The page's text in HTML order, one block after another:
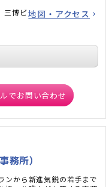
三博ビ地図・アクセス
でお問い合わせ
所）
ンから新進気鋭の若手まで